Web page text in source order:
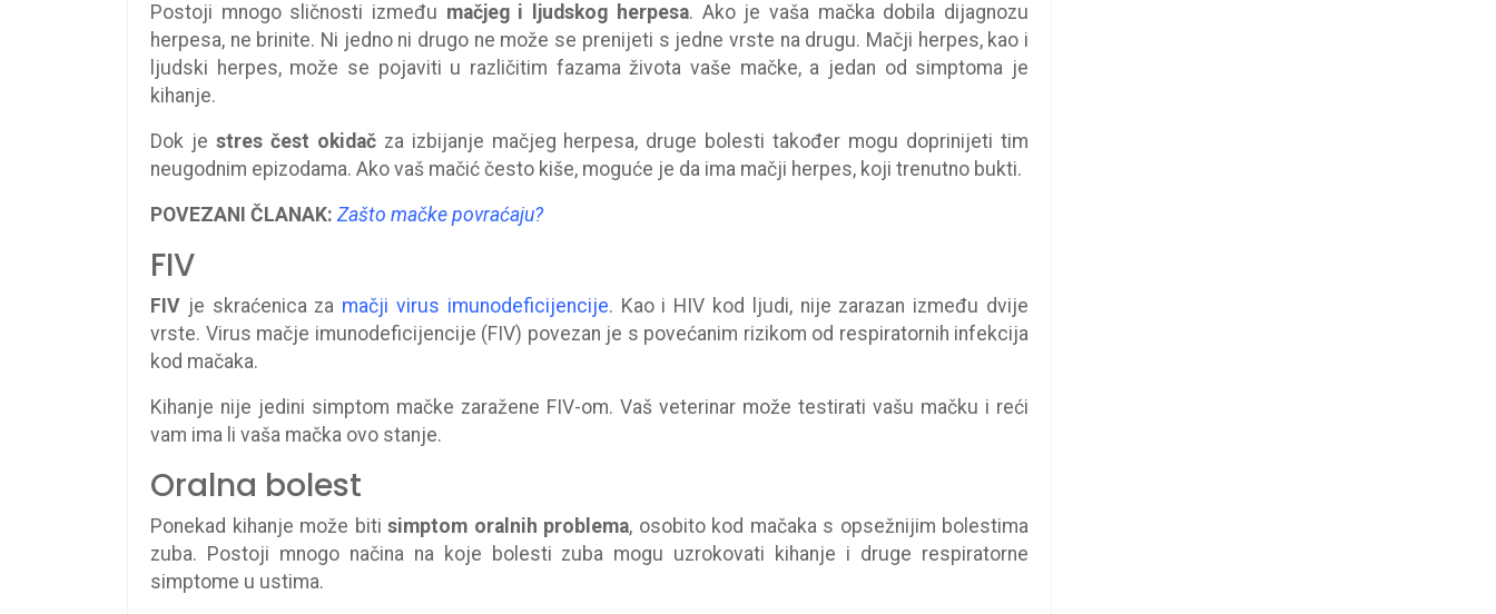
Postoji mnogo sličnosti između mačjeg i ljudskog herpesa. Ako je vaša mačka dobila dijagnozu
herpesa, ne brinite. Ni jedno ni drugo ne može se prenijeti s jedne vrste na drugu. Mačji herpes, kao i
ljudski herpes, može se pojaviti u različitim fazama života vaše mačke, a jedan od simptoma je
kihanje.
Dok je stres čest okidačza izbijanje mačjeg herpesa, druge bolesti također mogu doprinijeti tim
neugodnim epizodama. Ako vaš mačić često kiše, moguće je da ima mačji herpes, koji trenutno bukti.
POVEZANI ČLANAK: Zašto mačke povraćaju?
FIV
FIV je skraćenica za mačji virus imunodeficijencije. Kao i HIV kod ljudi, nije zarazan između dvije
vrste. Virus mačje imunodeficijencije (FIV) povezan je s povećanim rizikom od respiratornih infekcija
kod mačaka.
Kihanje nije jedini simptom mačke zaražene FIV-om. Vaš veterinar može testirati vašu mačku i reći
vam ima li vaša mačka ovo stanje.
Oralna bolest
Ponekad kihanje može biti simptom oralnih problema, osobito kod mačaka s opsežnijim bolestima
zuba. Postoji mnogo načina na koje bolesti zuba mogu uzrokovati kihanje i druge respiratorne
simptome u ustima.